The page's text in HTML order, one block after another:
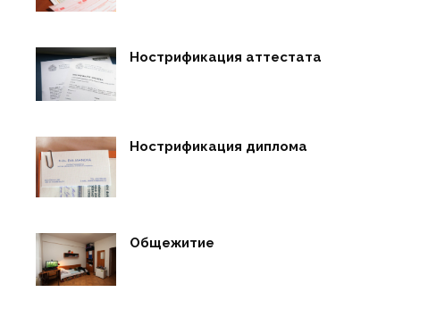
Нострификация аттестата
Нострификация диплома
Общежитие